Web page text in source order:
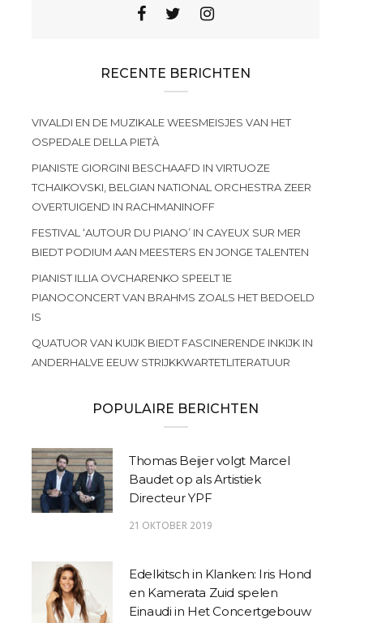
RECENTE BERICHTEN
VIVALDI EN DE MUZIKALE WEESMEISJES VAN HET
OSPEDALE DELLA PIETÀ
PIANISTE GIORGINI BESCHAAFD IN VIRTUOZE
TCHAIKOVSKI, BELGIAN NATIONAL ORCHESTRA ZEER
OVERTUIGEND IN RACHMANINOFF
FESTIVAL ‘AUTOUR DU PIANO’ IN CAYEUX SUR MER
BIEDT PODIUM AAN MEESTERS EN JONGE TALENTEN
PIANIST ILLIA OVCHARENKO SPEELT 1E
PIANOCONCERT VAN BRAHMS ZOALS HET BEDOELD
IS
QUATUOR VAN KUIJK BIEDT FASCINERENDE INKIJK IN
ANDERHALVE EEUW STRIJKKWARTETLITERATUUR
POPULAIRE BERICHTEN
Thomas Beijer volgt Marcel
Baudet op als Artistiek
Directeur YPF
21 OKTOBER 2019
Edelkitsch in Klanken: Iris Hond
en Kamerata Zuid spelen
Einaudi in Het Concertgebouw